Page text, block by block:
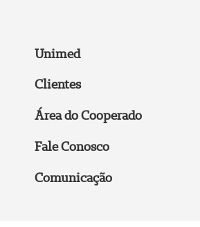
Unimed
Clientes
Área do Cooperado
Fale Conosco
Comunicação